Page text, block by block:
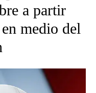
a partir
medio del